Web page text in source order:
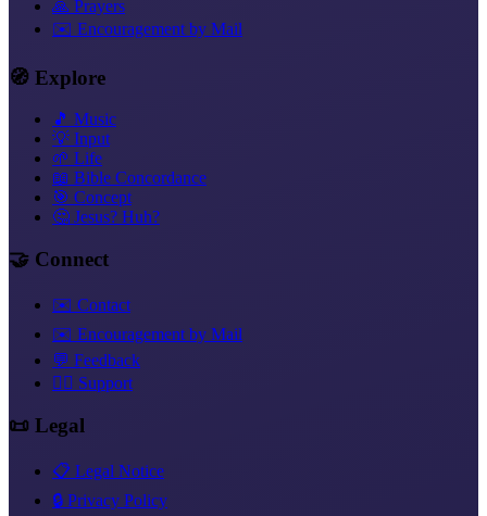
🙏 Prayers
✉️ Encouragement by Mail
🧭 Explore
🎵 Music
💡 Input
🌱 Life
📖 Bible Concordance
🎯 Concept
🤔 Jesus? Huh?
🤝 Connect
✉️ Contact
✉️ Encouragement by Mail
💬 Feedback
❤️‍🔥 Support
📜 Legal
📋 Legal Notice
🔒 Privacy Policy